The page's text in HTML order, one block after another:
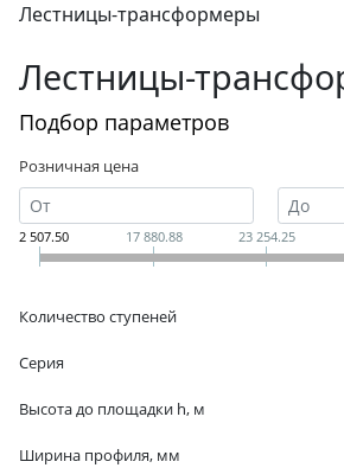
Лестницы-трансформеры
Лестницы-
Подбор параметров
Розничная цена
12 507.50 17 880.88 23 254.25
Количество ступеней
Серия
Высота до площадки h, м
Ширина профиля, мм